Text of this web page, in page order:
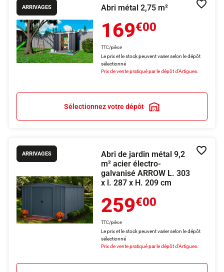
ARRIVAGES Abri métal 2,75 m²
169€00
TTC/pièce
Le prix et le stock peuvent varier selon le dépôt
sélectionné
Prix de vente pratiqué par le dépôt d'Artigues.
Sélectionnez votre dépôt
ARRIVAGES
Abri de jardin métal 9,2
m² acier électro-
galvanisé ARROW L. 303
x l. 287 x H. 209 cm
259€00
TTC/pièce
Le prix et le stock peuvent varier selon le dépôt
sélectionné
Prix de vente pratiqué par le dépôt d'Artigues.